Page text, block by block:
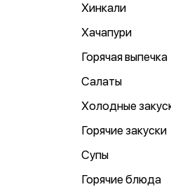
Хинкали
Хачапури
Горячая выпечка
Салаты
Холодные
Горячие закуски
Супы
Горячие блюда